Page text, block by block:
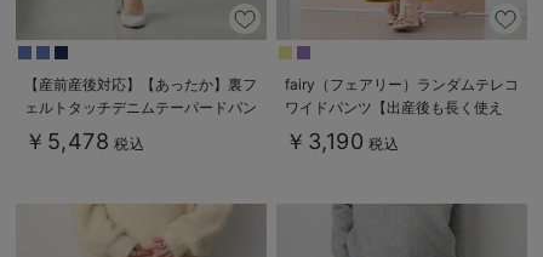
【産前産後対応】【あったか】裏フ
ェルトタッチデニムテーパードパン
ツ【出産後も長く使える】
￥5,478 税込
fairy（フェアリー）ランダムテレコ
ワイドパンツ【出産後も長く使え
る】
￥3,190 税込